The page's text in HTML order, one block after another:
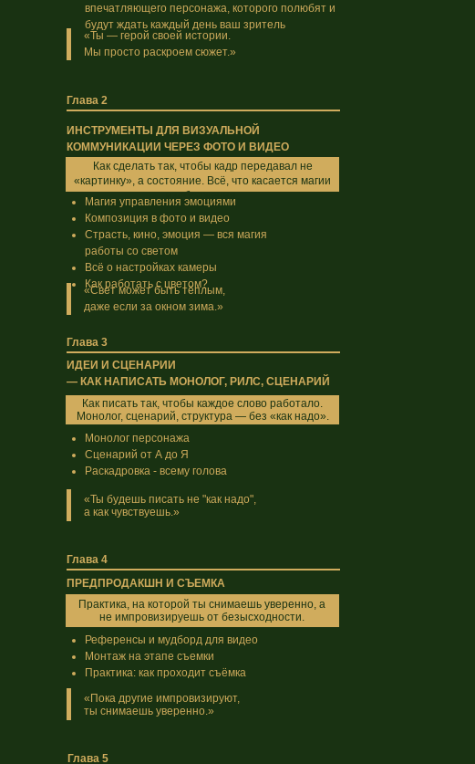
впечатляющего персонажа, которого полюбят и
будут ждать каждый день ваш зритель
«Ты — герой своей истории.
Мы просто раскроем сюжет.»
Как сделать так, чтобы кадр передавал не
«картинку», а состояние. Всё, что касается магии
изображения.
Глава 2
Магия управления эмоциями
Композиция в фото и видео
Страсть, кино, эмоция — вся магия
работы со светом
Всё о настройках камеры
Как работать с цветом?
ИНСТРУМЕНТЫ ДЛЯ ВИЗУАЛЬНОЙ
КОММУНИКАЦИИ ЧЕРЕЗ ФОТО И ВИДЕО
«Свет может быть тёплым,
даже если за окном зима.»
Как писать так, чтобы каждое слово работало.
Монолог, сценарий, структура — без «как надо».
Глава 3
Монолог персонажа
Сценарий от А до Я
Раскадровка - всему голова
ИДЕИ И СЦЕНАРИИ
— КАК НАПИСАТЬ МОНОЛОГ, РИЛС, СЦЕНАРИЙ
«Ты будешь писать не "как надо",
а как чувствуешь.»
Практика, на которой ты снимаешь уверенно, а
не импровизируешь от безысходности.
Глава 4
Референсы и мудборд для видео
Монтаж на этапе съемки
Практика: как проходит съёмка
ПРЕДПРОДАКШН И СЪЕМКА
«Пока другие импровизируют,
ты снимаешь уверенно.»
Глава 5